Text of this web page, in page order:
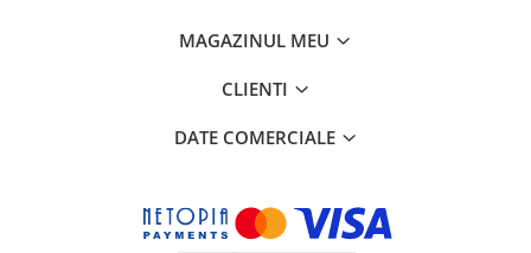
MAGAZINUL MEU
CLIENTI
DATE COMERCIALE